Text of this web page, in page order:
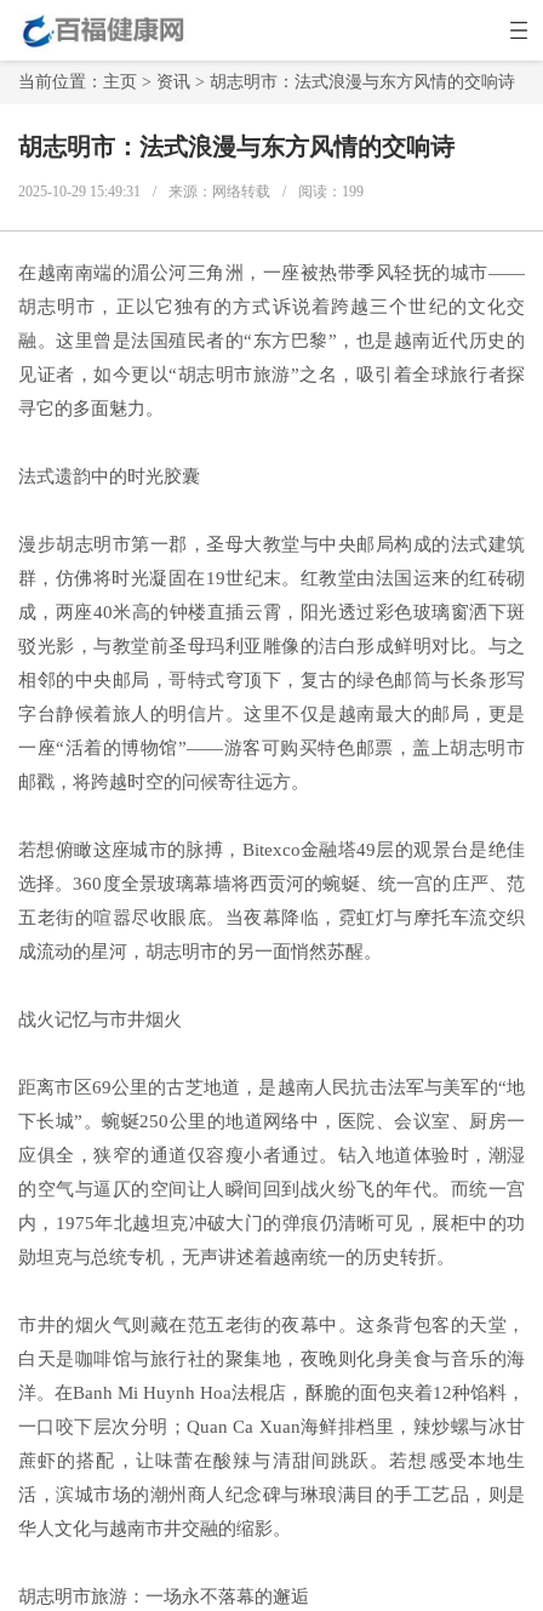
当前位置： 主页 > 资讯 > 胡志明市：法式浪漫与东方风情的交响诗
胡志明市：法式浪漫与东方风情的交响诗
2025-10-29 15:49:31 / 来源：网络转载 / 阅读： 199
在越南南端的湄公河三角洲，一座被热带季风轻抚的城市——
胡志明市，正以它独有的方式诉说着跨越三个世纪的文化交
融。这里曾是法国殖民者的“东方巴黎”，也是越南近代历史的
见证者，如今更以“胡志明市旅游”之名，吸引着全球旅行者探
寻它的多面魅力。
法式遗韵中的时光胶囊
漫步胡志明市第一郡，圣母大教堂与中央邮局构成的法式建筑
群，仿佛将时光凝固在19世纪末。红教堂由法国运来的红砖砌
成，两座40米高的钟楼直插云霄，阳光透过彩色玻璃窗洒下斑
驳光影，与教堂前圣母玛利亚雕像的洁白形成鲜明对比。与之
相邻的中央邮局，哥特式穹顶下，复古的绿色邮筒与长条形写
字台静候着旅人的明信片。这里不仅是越南最大的邮局，更是
一座“活着的博物馆”——游客可购买特色邮票，盖上胡志明市
邮戳，将跨越时空的问候寄往远方。
若想俯瞰这座城市的脉搏，Bitexco金融塔49层的观景台是绝佳
选择。360度全景玻璃幕墙将西贡河的蜿蜒、统一宫的庄严、范
五老街的喧嚣尽收眼底。当夜幕降临，霓虹灯与摩托车流交织
成流动的星河，胡志明市的另一面悄然苏醒。
战火记忆与市井烟火
距离市区69公里的古芝地道，是越南人民抗击法军与美军的“地
下长城”。蜿蜒250公里的地道网络中，医院、会议室、厨房一
应俱全，狭窄的通道仅容瘦小者通过。钻入地道体验时，潮湿
的空气与逼仄的空间让人瞬间回到战火纷飞的年代。而统一宫
内，1975年北越坦克冲破大门的弹痕仍清晰可见，展柜中的功
勋坦克与总统专机，无声讲述着越南统一的历史转折。
市井的烟火气则藏在范五老街的夜幕中。这条背包客的天堂，
白天是咖啡馆与旅行社的聚集地，夜晚则化身美食与音乐的海
洋。在Banh Mi Huynh Hoa法棍店，酥脆的面包夹着12种馅料，
一口咬下层次分明；Quan Ca Xuan海鲜排档里，辣炒螺与冰甘
蔗虾的搭配，让味蕾在酸辣与清甜间跳跃。若想感受本地生
活，滨城市场的潮州商人纪念碑与琳琅满目的手工艺品，则是
华人文化与越南市井交融的缩影。
胡志明市旅游：一场永不落幕的邂逅